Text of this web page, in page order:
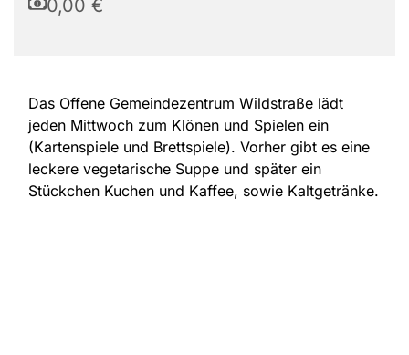
0,00 €
Das Offene Gemeindezentrum Wildstraße lädt
jeden Mittwoch zum Klönen und Spielen ein
(Kartenspiele und Brettspiele). Vorher gibt es eine
leckere vegetarische Suppe und später ein
Stückchen Kuchen und Kaffee, sowie Kaltgetränke.